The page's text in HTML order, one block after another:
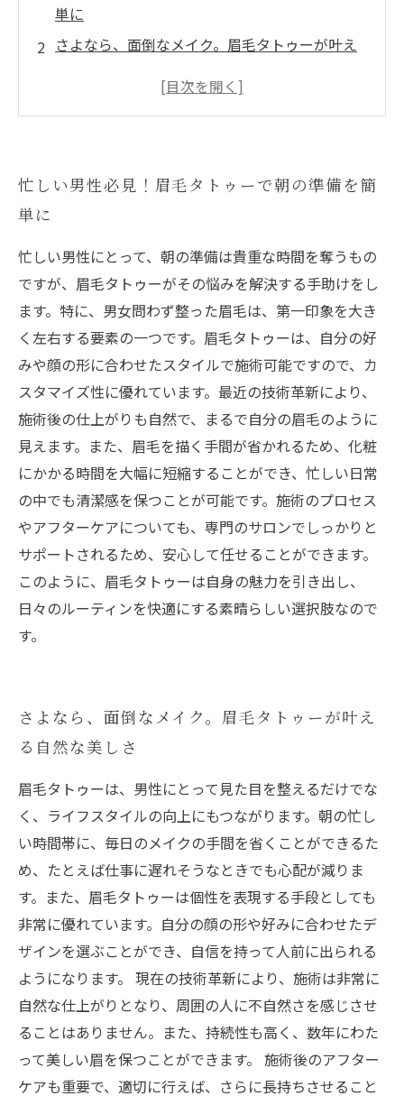
単に
さよなら、面倒なメイク。眉毛タトゥーが叶え
自分にぴったりの眉をデザインする！眉毛タト
の流れ
テナンス法
眉毛タトゥーで自信を取り戻す！あなたも挑戦
してみよう
忙しい男性必見！眉毛タトゥーで朝の準備を簡
単に
忙しい男性にとって、朝の準備は貴重な時間を奪うもの
ですが、眉毛タトゥーがその悩みを解決する手助けをし
ます。特に、男女問わず整った眉毛は、第一印象を大き
く左右する要素の一つです。眉毛タトゥーは、自分の好
みや顔の形に合わせたスタイルで施術可能ですので、カ
スタマイズ性に優れています。最近の技術革新により、
施術後の仕上がりも自然で、まるで自分の眉毛のように
見えます。また、眉毛を描く手間が省かれるため、化粧
にかかる時間を大幅に短縮することができ、忙しい日常
の中でも清潔感を保つことが可能です。施術のプロセス
やアフターケアについても、専門のサロンでしっかりと
サポートされるため、安心して任せることができます。
このように、眉毛タトゥーは自身の魅力を引き出し、
日々のルーティンを快適にする素晴らしい選択肢なので
す。
さよなら、面倒なメイク。眉毛タトゥーが叶え
る自然な美しさ
眉毛タトゥーは、男性にとって見た目を整えるだけでな
く、ライフスタイルの向上にもつながります。朝の忙し
い時間帯に、毎日のメイクの手間を省くことができるた
め、たとえば仕事に遅れそうなときでも心配が減りま
す。また、眉毛タトゥーは個性を表現する手段としても
非常に優れています。自分の顔の形や好みに合わせたデ
ザインを選ぶことができ、自信を持って人前に出られる
ようになります。 現在の技術革新により、施術は非常に
自然な仕上がりとなり、周囲の人に不自然さを感じさせ
ることはありません。また、持続性も高く、数年にわた
って美しい眉を保つことができます。 施術後のアフター
ケアも重要で、適切に行えば、さらに長持ちさせること